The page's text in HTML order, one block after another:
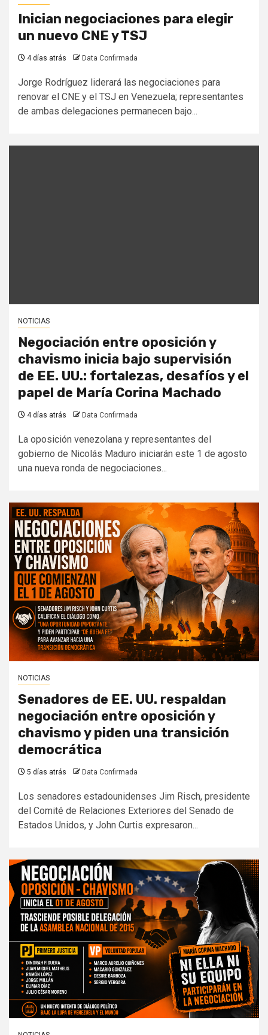
Inician negociaciones para elegir
un nuevo CNE y TSJ
4 días atrás Data Confirmada
Jorge Rodríguez liderará las negociaciones para
renovar el CNE y el TSJ en Venezuela; representantes
de ambas delegaciones permanecen bajo...
NOTICIAS
Negociación entre oposición y
chavismo inicia bajo supervisión
de EE. UU.: fortalezas, desafíos y el
papel de María Corina Machado
4 días atrás Data Confirmada
La oposición venezolana y representantes del
gobierno de Nicolás Maduro iniciarán este 1 de agosto
una nueva ronda de negociaciones...
NOTICIAS
Senadores de EE. UU. respaldan
negociación entre oposición y
chavismo y piden una transición
democrática
5 días atrás Data Confirmada
Los senadores estadounidenses Jim Risch, presidente
del Comité de Relaciones Exteriores del Senado de
Estados Unidos, y John Curtis expresaron...